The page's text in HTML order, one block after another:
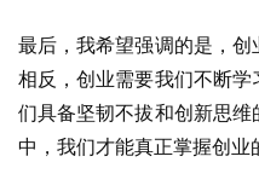
最后，我希望强调的是，创
相反，创业需要我们不断
们具备坚韧不拔和创新思
中，我们才能真正掌握创业